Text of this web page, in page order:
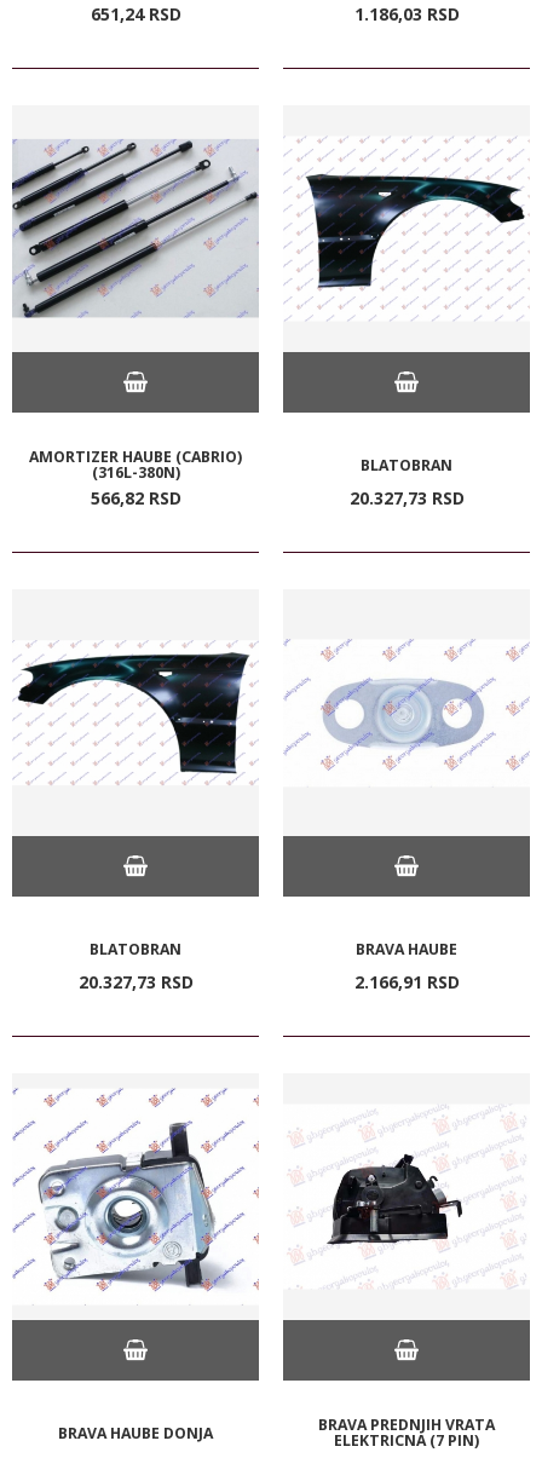
651,24 RSD 1.186,03 RSD
AMORTIZER HAUBE (CABRIO)
(316L-380N)
566,82 RSD
BLATOBRAN
20.327,73 RSD
BLATOBRAN
20.327,73 RSD
BRAVA HAUBE
2.166,91 RSD
BRAVA HAUBE DONJA BRAVA PREDNJIH VRATA
ELEKTRICNA (7 PIN)